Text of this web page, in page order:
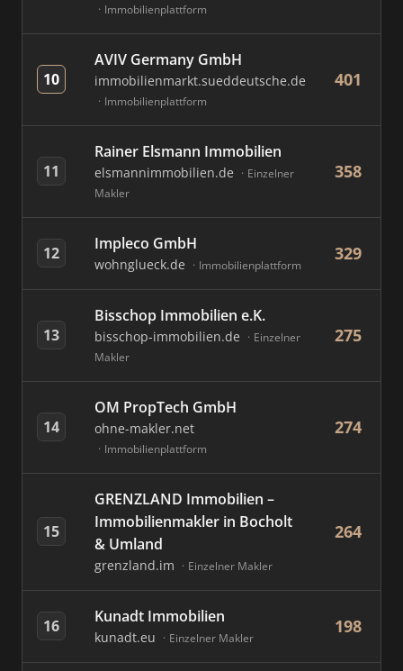
Immobilienplattform
10
AVIV Germany GmbH
immobilienmarkt.sueddeutsche.de
Immobilienplattform
401
11
Rainer Elsmann Immobilien
elsmannimmobilien.de
Einzelner
Makler
358
12 Impleco GmbH
wohnglueck.de Immobilienplattform
329
13
Bisschop Immobilien e.K.
bisschop-immobilien.de
Einzelner
Makler
275
14
OM PropTech GmbH
ohne-makler.net
Immobilienplattform
274
15
GRENZLAND Immobilien –
Immobilienmakler in Bocholt
& Umland
grenzland.im Einzelner Makler
264
16 Kunadt Immobilien
kunadt.eu Einzelner Makler
198